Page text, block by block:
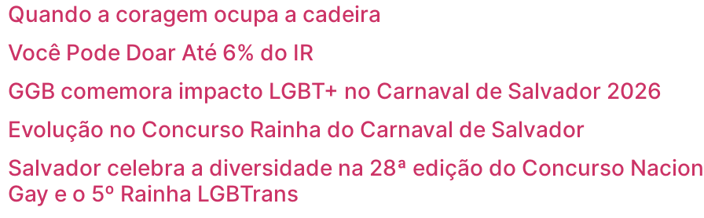
Quando a coragem ocupa a cadeira
Você Pode Doar Até 6% do IR
GGB comemora impacto LGBT+ no Carnaval de Salvador 2026
Evolução no Concurso Rainha do Carnaval de Salvador
Salvador celebra a diversidade na 28ª edição do Concurso
Gay e o 5º Rainha LGBTrans